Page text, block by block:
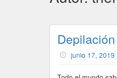
junio 17, 2019